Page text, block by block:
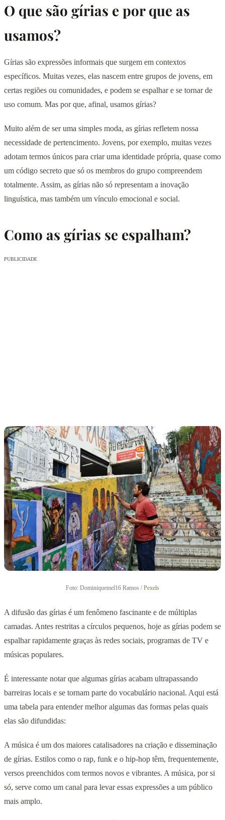
O que são gírias e por que as
usamos?
Gírias são expressões informais que surgem em contextos
específicos. Muitas vezes, elas nascem entre grupos de jovens, em
certas regiões ou comunidades, e podem se espalhar e se tornar de
uso comum. Mas por que, afinal, usamos gírias?
Muito além de ser uma simples moda, as gírias refletem nossa
necessidade de pertencimento. Jovens, por exemplo, muitas vezes
adotam termos únicos para criar uma identidade própria, quase como
um código secreto que só os membros do grupo compreendem
totalmente. Assim, as gírias não só representam a inovação
linguística, mas também um vínculo emocional e social.
Como as gírias se espalham?
PUBLICIDADE
Foto: Dominiquemel16 Ramos /Pexels
A difusão das gírias é um fenômeno fascinante e de múltiplas
camadas. Antes restritas a círculos pequenos, hoje as gírias podem se
espalhar rapidamente graças às redes sociais, programas de TV e
músicas populares.
É interessante notar que algumas gírias acabam ultrapassando
barreiras locais e se tornam parte do vocabulário nacional. Aqui está
uma tabela para entender melhor algumas das formas pelas quais
elas são difundidas:
A música é um dos maiores catalisadores na criação e disseminação
de gírias. Estilos como o rap, funk e o hip-hop têm, frequentemente,
versos preenchidos com termos novos e vibrantes. A música, por si
só, serve como um canal para levar essas expressões a um público
mais amplo.